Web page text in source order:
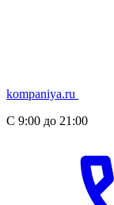
kompaniya.ru
С 9:00 до 21:00